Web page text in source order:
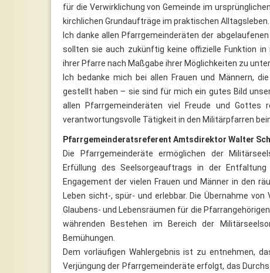
für die Verwirklichung von Gemeinde im
kirchlichen Grundaufträge im praktischen Alltagsleben.
Ich danke allen Pfarrgemeinderäten der
sollten sie auch zukünftig keine offizielle Funktion
ihrer Pfarre nach Maßgabe ihrer Möglichkeiten zu
Ich bedanke mich bei allen Frauen und Männern,
gestellt haben – sie sind für mich ein gutes Bild
allen Pfarrgemeinderäten viel Freude und
verantwortungsvolle Tätigkeit in den Militärpfarren
Pfarrgemeinderatsreferent Amtsdirektor Walter
Die Pfarrgemeinderäte ermöglichen der
Erfüllung des Seelsorgeauftrags in der
Engagement der vielen Frauen und Männer in den
Leben sicht-, spür- und erlebbar. Die Übernahme
Glaubens- und Lebensräumen für die
währenden Bestehen im Bereich der
Bemühungen.
Dem vorläufigen Wahlergebnis ist zu entnehmen,
Verjüngung der Pfarrgemeinderäte erfolgt, das